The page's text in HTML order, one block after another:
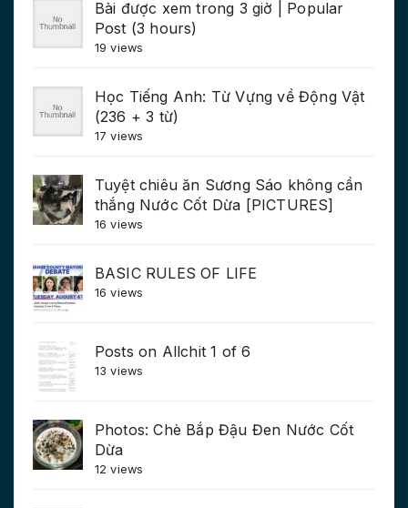
Bài được xem trong 3 giờ | Popular
Post (3 hours)
19 views
Học Tiếng Anh: Từ Vựng về Động Vật
(236 + 3 từ)
17 views
Tuyệt chiêu ăn Sương Sáo không cần
thắng Nước Cốt Dừa [PICTURES]
16 views
BASIC RULES OF LIFE
16 views
Posts on Allchit 1 of 6
13 views
Photos: Chè Bắp Đậu Đen Nước Cốt
Dừa
12 views